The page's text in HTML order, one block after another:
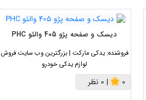
دیسک و صفحه پژو 405 والئو PHC
فروشنده: یدکی مارکت | بزرگترین وب سایت فروش
لوازم یدکی خودرو
0
| 0 نظر